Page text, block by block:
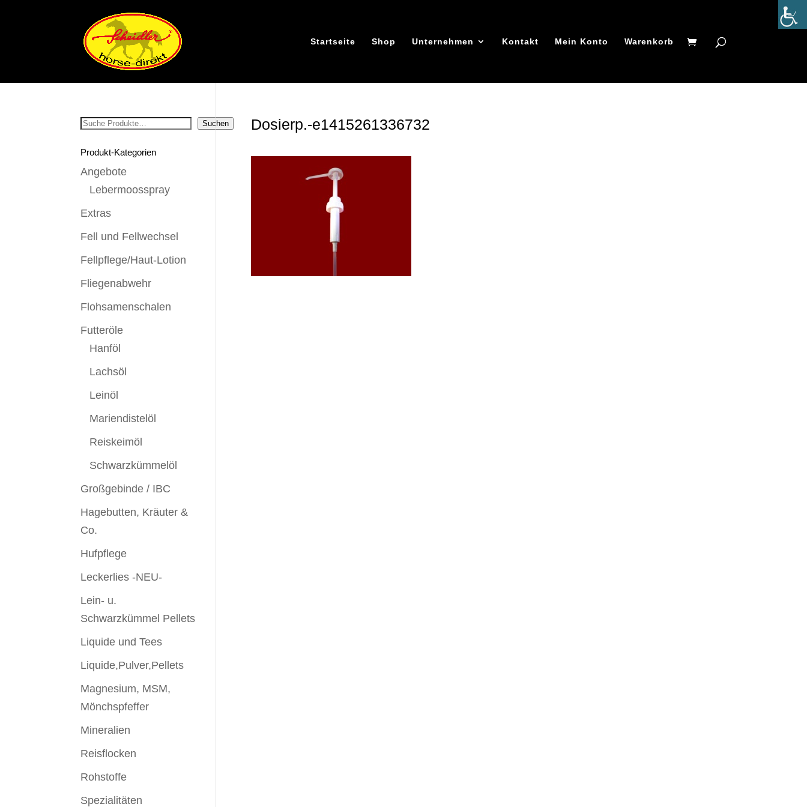
Startseite Shop Unternehmen Kontakt Mein Konto Warenkorb
Dosierp.-e1415261336732
Suchen Suchen
Produkt-Kategorien
Angebote
Lebermoosspray
Extras
Fell und Fellwechsel
Fellpflege/Haut-Lotion
Fliegenabwehr
Flohsamenschalen
Futteröle
Hanföl
Lachsöl
Leinöl
Mariendistelöl
Reiskeimöl
Schwarzkümmelöl
Großgebinde / IBC
Hagebutten, Kräuter &
Co.
Hufpflege
Leckerlies -NEU-
Lein- u.
Schwarzkümmel Pellets
Liquide und Tees
Liquide,Pulver,Pellets
Magnesium, MSM,
Mönchspfeffer
Mineralien
Reisflocken
Rohstoffe
Spezialitäten